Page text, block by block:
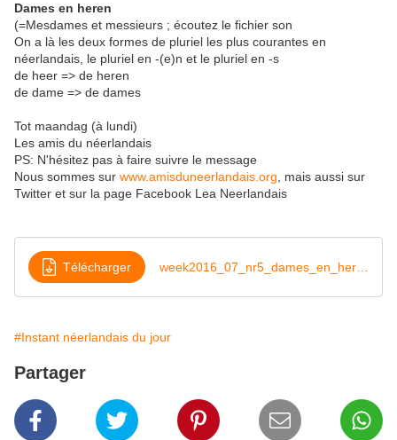
Dames en heren
(=Mesdames et messieurs ; écoutez le fichier son
On a là les deux formes de pluriel les plus courantes en
néerlandais, le pluriel en -(e)n et le pluriel en -s
de heer => de heren
de dame => de dames
Tot maandag (à lundi)
Les amis du néerlandais
PS: N'hésitez pas à faire suivre le message
Nous sommes sur www.amisduneerlandais.org , mais aussi sur
Twitter et sur la page Facebook Lea Neerlandais
Télécharger
#Instant néerlandais du jour
Partager